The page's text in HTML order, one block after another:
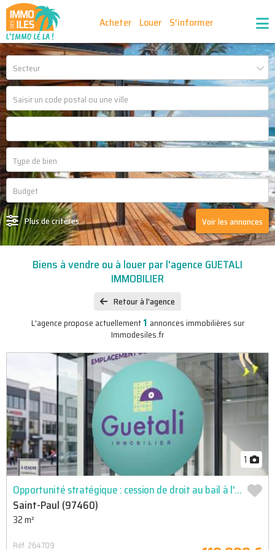
Acheter Louer S'informer
Nos outils Ma sélection d'annonces
Recrutement Partenaires
Secteur
Plus de critères Voir les annonces
Biens à vendre ou à louer par l'agence GUETALI
IMMOBILIER
Retour à l'agence
L'agence propose actuellement1 annonces immobilières sur
Immodesiles.fr
1
Opportunité stratégique : cession de droit au bail à l'ermitage-les-bains - réf. 264709
Saint-Paul (97460)
32 m²
Réf. 264709